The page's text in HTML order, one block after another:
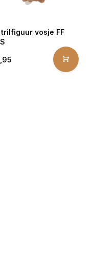
trilfiguur vosje FF